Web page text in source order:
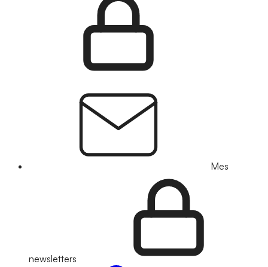
Mes
newsletters